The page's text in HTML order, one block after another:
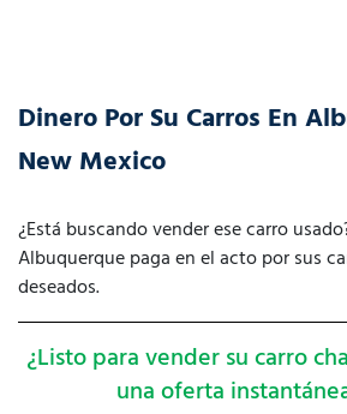
Dinero Por Su Carros En
New Mexico
¿Está buscando vender ese carro
Albuquerque paga en el acto por sus
deseados.
¿Listo para vender su carro
una oferta